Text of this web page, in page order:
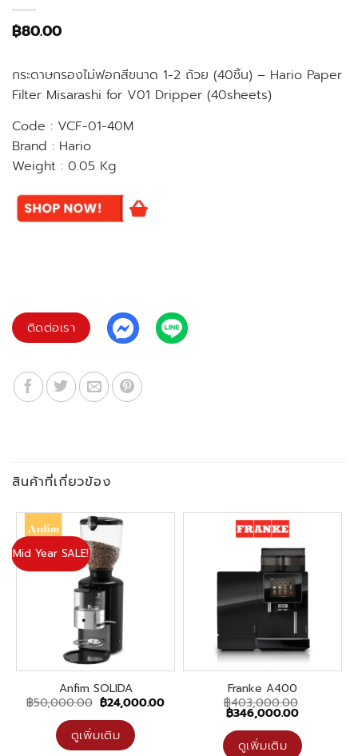
฿80.00
กระดาษกรองไม่ฟอกสีขนาด 1-2 ถ้วย (40ชิ้น) – Hario Paper
Filter Misarashi for V01 Dripper (40sheets)
Code : VCF-01-40M
Brand : Hario
Weight : 0.05 Kg
ติดต่อเรา
สินค้าที่เกี่ยวข้อง
Mid Year SALE!
Anfim SOLIDA
฿50,000.00 Original
price
was:
฿50,000.00.
฿24,000.00Current
฿24,000.00.
ดูเพิ่มเติม
Franke A400
฿403,000.00
Original
price
was:
฿403,000.00.
฿346,000.00Current
is:
฿
ดูเพิ่มเติม